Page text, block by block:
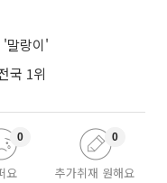
말랑이'
국 1위
요
0
추가취재 원해요
0